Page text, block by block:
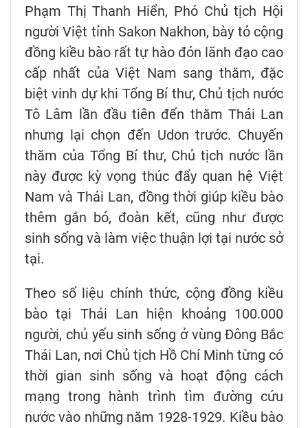
Phạm Thị Thanh Hiển, Phó Chủ tịch Hội
người Việt tỉnh Sakon Nakhon, bày tỏ cộng
đồng kiều bào rất tự hào đón lãnh đạo cao
cấp nhất của Việt Nam sang thăm, đặc
biệt vinh dự khi Tổng Bí thư, Chủ tịch nước
Tô Lâm lần đầu tiên đến thăm Thái Lan
nhưng lại chọn đến Udon trước. Chuyến
thăm của Tổng Bí thư, Chủ tịch nước lần
này được kỳ vọng thúc đẩy quan hệ Việt
Nam và Thái Lan, đồng thời giúp kiều bào
thêm gắn bó, đoàn kết, cũng như được
sinh sống và làm việc thuận lợi tại nước sở
tại.
Theo số liệu chính thức, cộng đồng kiều
bào tại Thái Lan hiện khoảng 100.000
người, chủ yếu sinh sống ở vùng Đông Bắc
Thái Lan, nơi Chủ tịch Hồ Chí Minh từng có
thời gian sinh sống và hoạt động cách
mạng trong hành trình tìm đường cứu
nước vào những năm 1928-1929. Kiều bào